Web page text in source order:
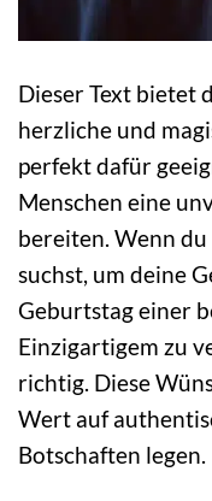
Dieser Text bietet
herzliche und
perfekt dafür
Menschen eine
bereiten. Wenn
suchst, um deine
Geburtstag einer
Einzigartigem zu
richtig. Diese
Wert auf
Botschaften legen.